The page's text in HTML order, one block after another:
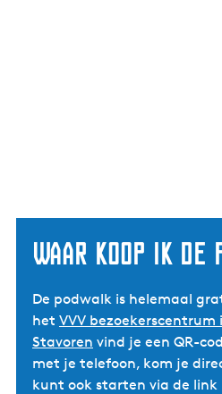
Waar koop ik de
De podwalk is helemaal
het VVV bezoekerscentrum
Stavoren vind je een QR-
met je telefoon, kom je
kunt ook starten via de link